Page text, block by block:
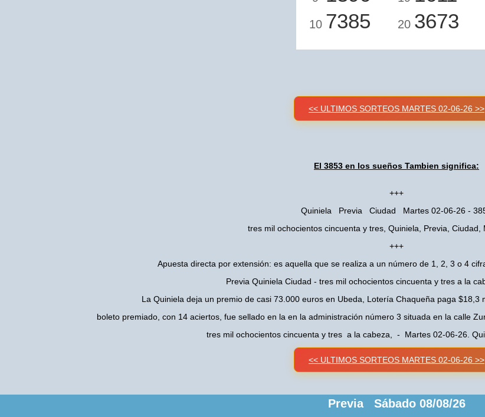
10 7385 20 3673
<< ULTIMOS SORTEOS MARTES 02-06-26 >>
El 3853 en los sueños Tambien significa:
+++
Quiniela Previa Ciudad Martes 02-06-26 -
tres mil ochocientos cincuenta y tres, Quiniela, Previa, Ciudad,
+++
Apuesta directa por extensión: es aquella que se realiza a un número de 1, 2, 3 o 4
Previa Quiniela Ciudad - tres mil ochocientos cincuenta y tres a la
La Quiniela deja un premio de casi 73.000 euros en Ubeda, Lotería Chaqueña paga $18,3
boleto premiado, con 14 aciertos, fue sellado en la en la administración número 3 situada en la calle
tres mil ochocientos cincuenta y tres a la cabeza, - Martes 02-06-26.
<< ULTIMOS SORTEOS MARTES 02-06-26 >>
Previa Sábado 08/08/26